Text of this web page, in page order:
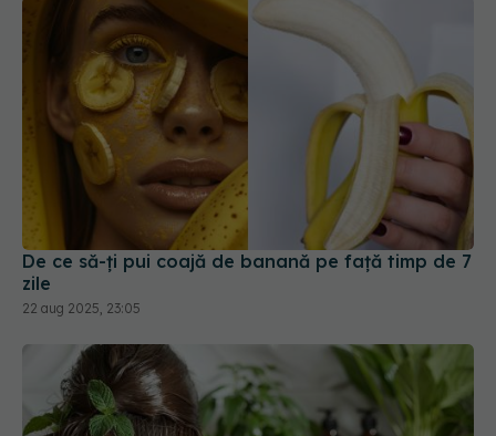
De ce să-ți pui coajă de banană pe față timp de 7